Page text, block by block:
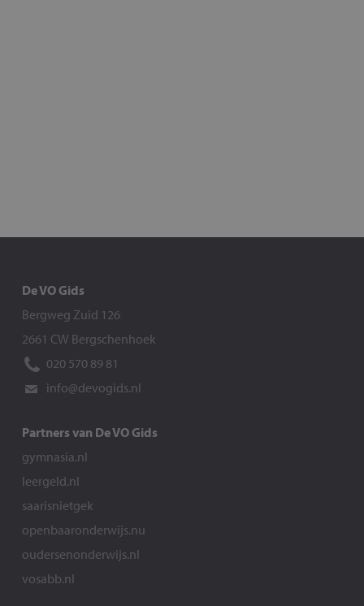
De VO Gids
Bergweg Zuid 126
2661 CW Bergschenhoek
020 570 89 81
info@devogids.nl
Partners van De VO Gids
gymnasia.nl
leergeld.nl
saarisnietgek
openbaaronderwijs.nu
oudersenonderwijs.nl
vosabb.nl